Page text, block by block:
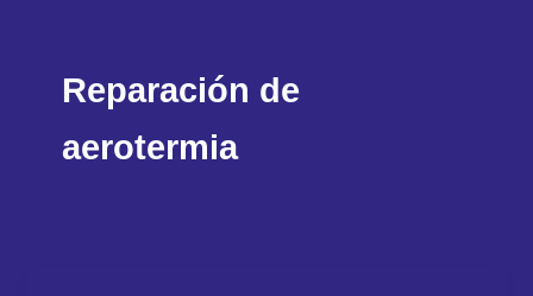
Reparación de
aerotermia